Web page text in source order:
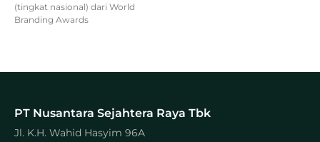
(tingkat nasional) dari World
Branding Awards
PT Nusantara Sejahtera Raya Tbk
Jl. K.H. Wahid Hasyim 96A